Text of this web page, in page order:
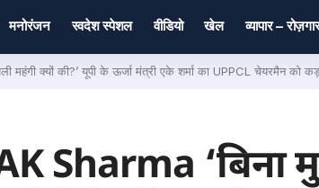
मनोरंजन स्वदेश स्पेशल वीडियो खेल व्यापार –
क्यों की?’ यूपी के ऊर्जा मंत्री एके शर्मा का UPPCL चेयरमैन को
Sharma ‘बिना